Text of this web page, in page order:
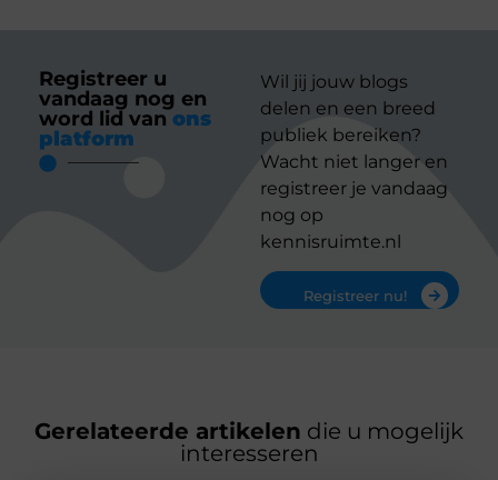
Registreer u
vandaag nog en
word lid van ons
platform
Wil jij jouw blogs
delen en een breed
publiek bereiken?
Wacht niet langer en
registreer je vandaag
nog op
kennisruimte.nl
Registreer nu!
Gerelateerde artikelen die u mogelijk
interesseren